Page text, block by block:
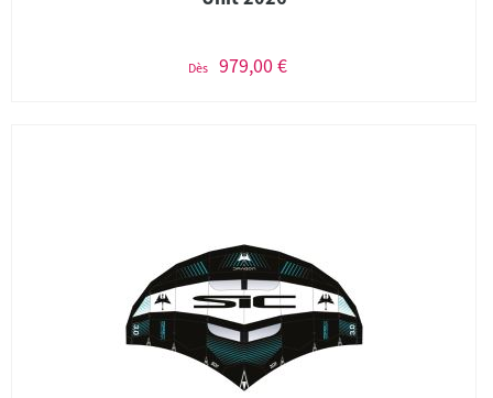
Dès 979,00 €